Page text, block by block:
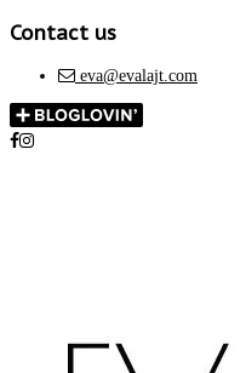
Contact us
eva@evalajt.com